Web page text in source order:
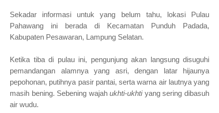
Sekadar informasi untuk yang belum tahu, lokasi Pulau
Pahawang ini berada di Kecamatan Punduh Padada,
Kabupaten Pesawaran, Lampung Selatan.
Ketika tiba di pulau ini, pengunjung akan langsung disuguhi
pemandangan alamnya yang asri, dengan latar hijaunya
pepohonan, putihnya pasir pantai, serta warna air lautnya yang
masih bening. Sebening wajahukhti-ukhtiyang sering dibasuh
air wudu.